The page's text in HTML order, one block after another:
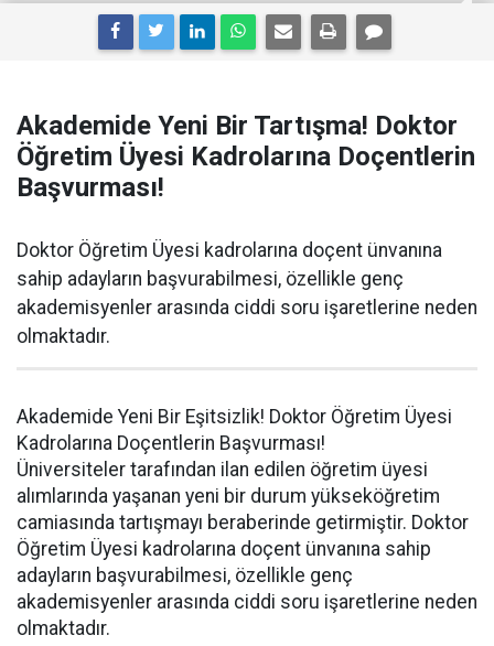
Akademide Yeni Bir Tartışma! Doktor
Öğretim Üyesi Kadrolarına Doçentlerin
Başvurması!
Doktor Öğretim Üyesi kadrolarına doçent ünvanına
sahip adayların başvurabilmesi, özellikle genç
akademisyenler arasında ciddi soru işaretlerine neden
olmaktadır.
Akademide Yeni Bir Eşitsizlik! Doktor Öğretim Üyesi
Kadrolarına Doçentlerin Başvurması!
Üniversiteler tarafından ilan edilen öğretim üyesi
alımlarında yaşanan yeni bir durum yükseköğretim
camiasında tartışmayı beraberinde getirmiştir. Doktor
Öğretim Üyesi kadrolarına doçent ünvanına sahip
adayların başvurabilmesi, özellikle genç
akademisyenler arasında ciddi soru işaretlerine neden
olmaktadır.